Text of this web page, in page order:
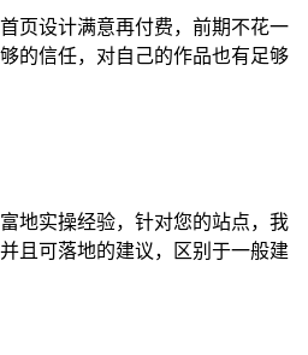
页设计满意再付费，前期不花一
的信任，对自己的作品也有足够
地实操经验，针对您的站点，我
且可落地的建议，区别于一般建